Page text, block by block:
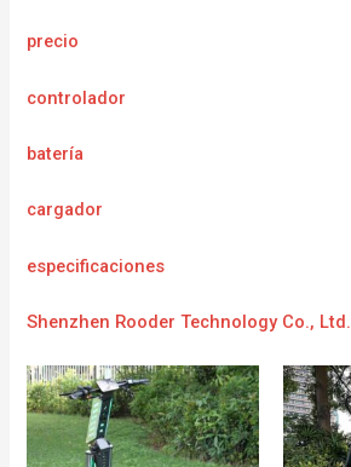
precio
controlador
batería
cargador
especificaciones
Shenzhen Rooder Technology Co., Ltd.